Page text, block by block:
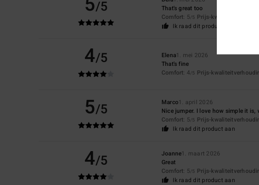
/5
That's great too
Comfort: 5/5 Prijs-
Ik raad dit product aan
4/5 Elena1. mei 2026
That's fine
Comfort: 4/5 Prijs-
5/5 Marco1. april 2026
Nice jumper. I love how simple it
Comfort: 5/5 Prijs-
Ik raad dit product aan
4/5 Joanne1. maart 2026
Great
Comfort: 5/5 Prijs-
Ik raad dit product aan